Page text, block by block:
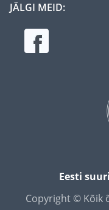
JÄLGI MEID:
Eesti
Copyright © Kõik